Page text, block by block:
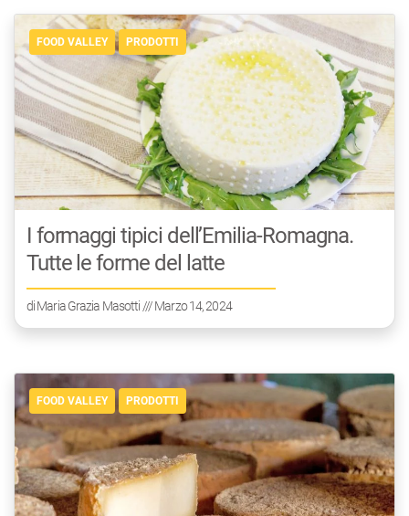
FOOD VALLEY PRODOTTI
I formaggi tipici dell’Emilia-Romagna.
Tutte le forme del latte
diMaria Grazia Masotti /// Marzo 14, 2024
FOOD VALLEY PRODOTTI